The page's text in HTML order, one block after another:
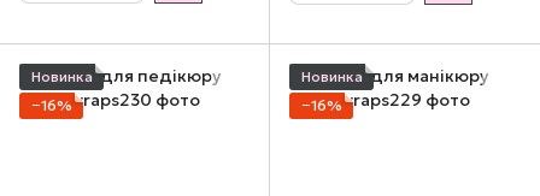
Новинка
−16%
Новинка
−16%